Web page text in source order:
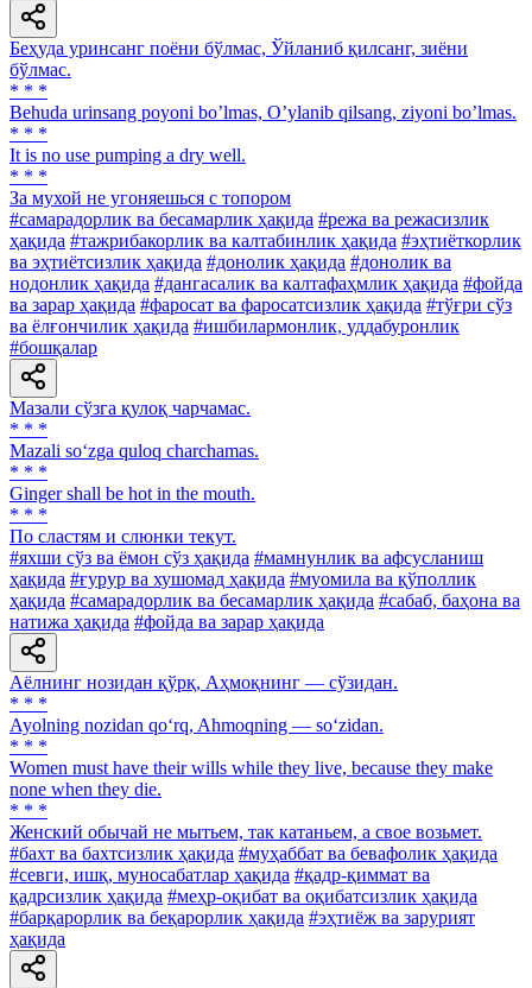
Беҳуда уринсанг поёни бўлмас, Ўйланиб қилсанг, зиёни
бўлмас.
* * *
Behuda urinsang poyoni boʼlmas, Oʼylanib qilsang, ziyoni boʼlmas.
* * *
It is no use pumping a dry well.
* * *
За мухой не угоняешься с топором
#самарадорлик ва бесамарлик ҳақида #режа ва режасизлик
ҳақида #тажрибакорлик ва калтабинлик ҳақида #эҳтиёткорлик
ва эҳтиётсизлик ҳақида #донолик ҳақида #донолик ва
нодонлик ҳақида #дангасалик ва калтафаҳмлик ҳақида #фойда
ва зарар ҳақида #фаросат ва фаросатсизлик ҳақида #тўғри сўз
ва ёлғончилик ҳақида #ишбилармонлик, уддабуронлик
#бошқалар
Мазали сўзга қулоқ чарчамас.
* * *
Mazali so‘zga quloq charchamas.
* * *
Ginger shall be hot in the mouth.
* * *
По сластям и слюнки текут.
#яхши сўз ва ёмон сўз ҳақида #мамнунлик ва афсусланиш
ҳақида #ғурур ва хушомад ҳақида #муомила ва қўполлик
ҳақида #самарадорлик ва бесамарлик ҳақида #сабаб, баҳона ва
натижа ҳақида #фойда ва зарар ҳақида
Аёлнинг нозидан қўрқ, Аҳмоқнинг — сўзидан.
* * *
Ayolning nozidan qo‘rq, Ahmoqning — so‘zidan.
* * *
Women must have their wills while they live, because they make
none when they die.
* * *
Женский обычай не мытьем, так катаньем, а свое возьмет.
#бахт ва бахтсизлик ҳақида #муҳаббат ва бевафолик ҳақида
#севги, ишқ, муносабатлар ҳақида #қадр-қиммат ва
қадрсизлик ҳақида #меҳр-оқибат ва оқибатсизлик ҳақида
#барқарорлик ва беқарорлик ҳақида #эҳтиёж ва зарурият
ҳақида